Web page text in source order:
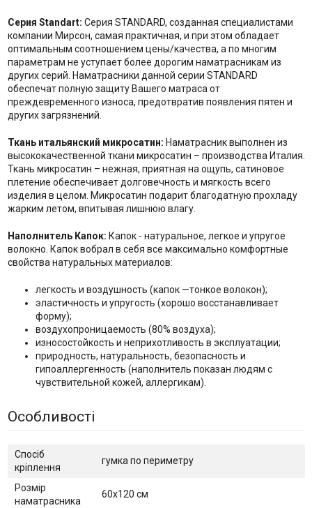
Серия Standart: Серия STANDARD, созданная специалистами
компании Мирсон, самая практичная, и при этом обладает
оптимальным соотношением цены/качества, а по многим
параметрам не уступает более дорогим наматрасникам из
других серий. Наматрасники данной серии STANDARD
обеспечат полную защиту Вашего матраса от
преждевременного износа, предотвратив появления пятен и
других загрязнений.
Ткань итальянский микросатин: Наматрасник выполнен из
высококачественной ткани микросатин – производства Италия.
Ткань микросатин – нежная, приятная на ощупь, сатиновое
плетение обеспечивает долговечность и мягкость всего
изделия в целом. Микросатин подарит благодатную прохладу
жарким летом, впитывая лишнюю влагу.
Наполнитель Капок: Капок - натуральное, легкое и упругое
волокно. Капок вобрал в себя все максимально комфортные
свойства натуральных материалов:
легкость и воздушность (капок —тонкое волокон);
эластичность и упругость (хорошо восстанавливает
форму);
воздухопроницаемость (80% воздуха);
износостойкость и неприхотливость в эксплуатации;
природность, натуральность, безопасность и
гипоаллергенность (наполнитель показан людям с
чувствительной кожей, аллергикам).
Особливості
Спосіб
кріплення
гумка по периметру
Розмір
наматрасника
60х120 см